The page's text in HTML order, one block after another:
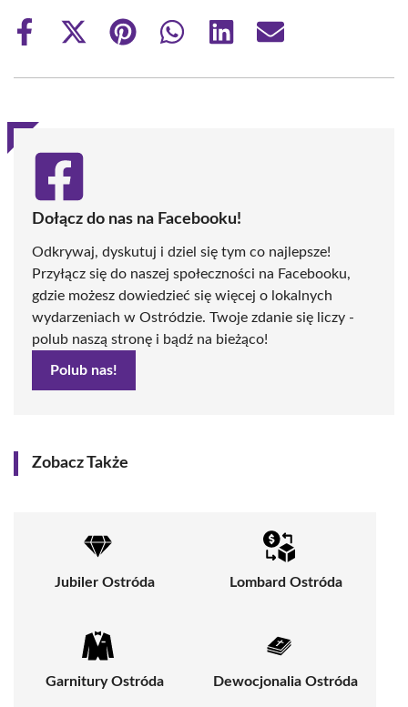
Share
Share
(Twitter)
Share
Share
Share
Share
Dołącz do nas na Facebooku!
Odkrywaj, dyskutuj i dziel się tym co najlepsze!
Przyłącz się do naszej społeczności na Facebooku,
gdzie możesz dowiedzieć się więcej o lokalnych
wydarzeniach w Ostródzie. Twoje zdanie się liczy -
polub naszą stronę i bądź na bieżąco!
Polub nas!
Zobacz Także
Jubiler Ostróda Lombard Ostróda
Garnitury Ostróda Dewocjonalia Ostróda